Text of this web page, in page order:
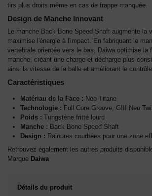
tirs plus droits même en cas de frappe manquée.
Design de Manche Innovant
Le manche Back Bone Speed Shaft augmente la
maximise l'énergie à l'impact. En fabriquant le
vertébrale orientée vers le bas, Daiwa optimise la
manche, créant une charge et décharge plus
ainsi la vitesse de la balle et améliorant le contrôle.
Caractéristiques
Matériau de la Face : Néo Titane
Technologie : Full Core Groove, GIII Neo
Poids : Tungstène fritté lourd
Manche : Back Bone Speed Shaft
Design : Rainures courbées pour une zone
Retrouvez également les autres produits
Marque Daiwa
Détails du produit